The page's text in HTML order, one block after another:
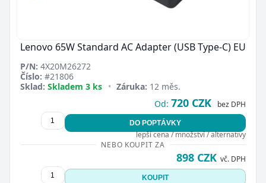
Lenovo 65W Standard AC Adapter (USB Type-C) EU
P/N: 4X20M26272
Číslo: #21806
Sklad: Skladem 3 ks • Záruka: 12 měs.
Od: 720 CZK bez DPH
DO POPTÁVKY
lepší cena / množství / alternativy
NEBO KOUPIT ZA
898 CZK vč. DPH
KOUPIT